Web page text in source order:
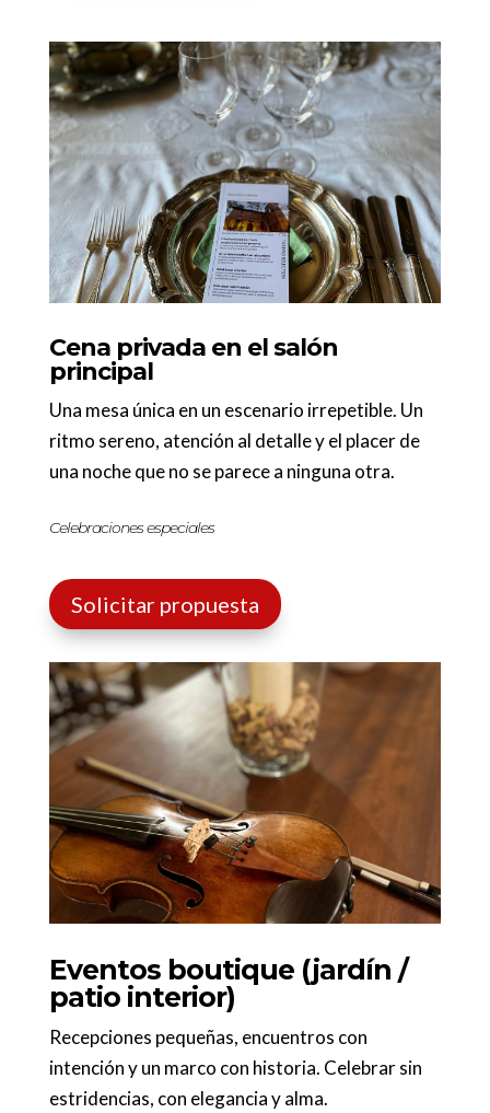
Cena privada en el salón
principal
Una mesa única en un escenario irrepetible. Un
ritmo sereno, atención al detalle y el placer de
una noche que no se parece a ninguna otra.
Celebraciones especiales
Solicitar propuesta
Eventos boutique (jardín /
patio interior)
Recepciones pequeñas, encuentros con
intención y un marco con historia. Celebrar sin
estridencias, con elegancia y alma.